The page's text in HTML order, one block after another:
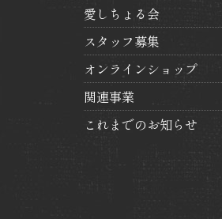
愛しちょる会
スタッフ募集
オンラインショップ
関連事業
これまでのお知らせ